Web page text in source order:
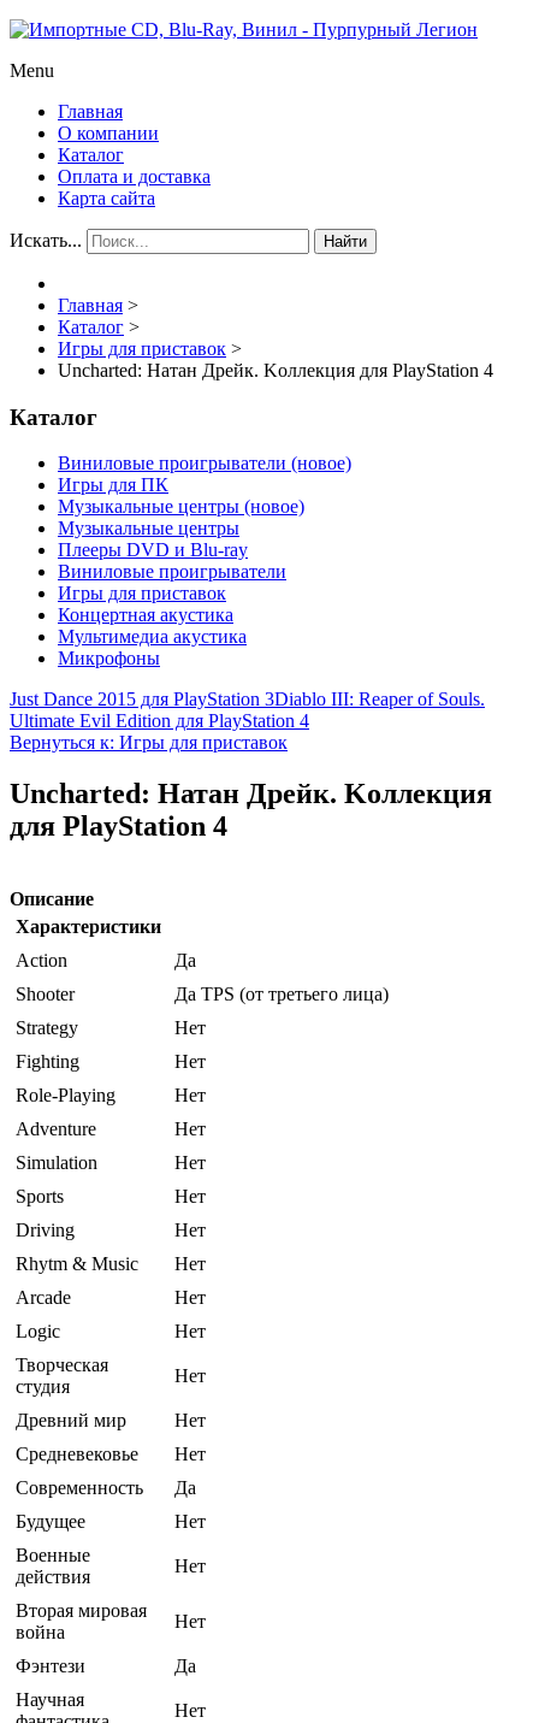
Menu
Главная
О компании
Каталог
Оплата и доставка
Карта сайта
Искать... Найти
Главная >
Каталог >
Игры для приставок >
Uncharted: Натан Дрейк. Kоллекция для PlayStation 4
Каталог
Виниловые проигрыватели (новое)
Игры для ПК
Музыкальные центры (новое)
Музыкальные центры
Плееры DVD и Blu-ray
Виниловые проигрыватели
Игры для приставок
Концертная акустика
Мультимедиа акустика
Микрофоны
Just Dance 2015 для PlayStation 3Diablo III: Reaper of Souls.
Ultimate Evil Edition для PlayStation 4
Вернуться к: Игры для приставок
Uncharted: Натан Дрейк. Kоллекция
для PlayStation 4
Описание
Характеристики
Action
Да
Shooter
Да TPS (от третьего лица)
Strategy
Нет
Fighting
Нет
Role-Playing
Нет
Adventure
Нет
Simulation
Нет
Sports
Нет
Driving
Нет
Rhytm & Music
Нет
Arcade
Нет
Logic
Нет
Творческая
студия
Нет
Древний мир
Нет
Средневековье
Нет
Современность
Да
Будущее
Нет
Военные
действия
Нет
Вторая мировая
война
Нет
Фэнтези
Да
Научная
Нет